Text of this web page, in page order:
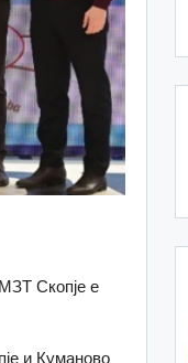
Скопје е
и Куманово